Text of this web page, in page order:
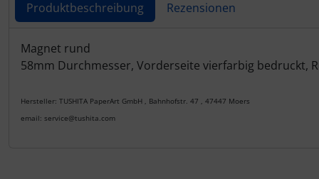
Produktbeschreibung Rezensionen
Produktbeschreibung
Magnet rund
58mm Durchmesser, Vorderseite vierfarbig bedruckt,
Hersteller: TUSHITA PaperArt GmbH , Bahnhofstr. 47 , 47447 Moers
email: service@tushita.com